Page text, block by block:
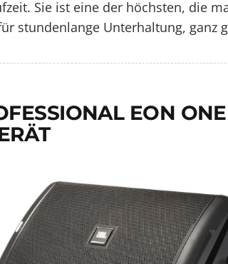
Sie ist eine der höchsten, die
stundenlange Unterhaltung, ganz
EON